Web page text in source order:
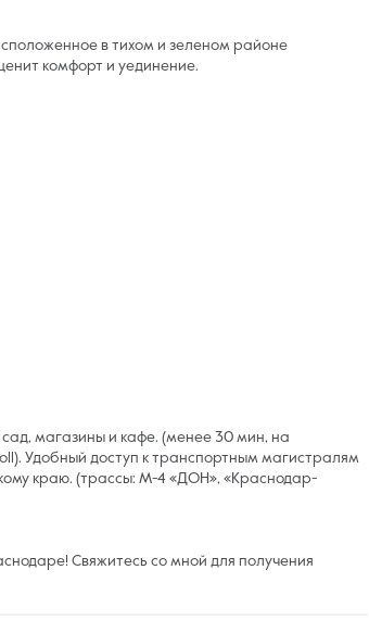
Ежедневно с 08:30 до 20:00
в тихом и зеленом районе
комфорт и уединение.
сад, магазины и кафе. (менее 30 мин, на
Удобный доступ к транспортным магистралям
краю. (трассы: М-4 «ДОН», «Краснодар-
Свяжитесь со мной для получения